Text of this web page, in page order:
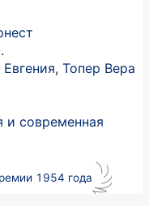
, Топер Вера
и современная
1954 года